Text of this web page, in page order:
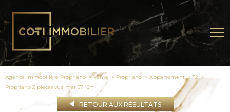
Agence immobilière Propriano Vente Propriano Appartement
T2
propriano 2 pieces vue mer 37 13m
RETOUR AUX RÉSULTATS